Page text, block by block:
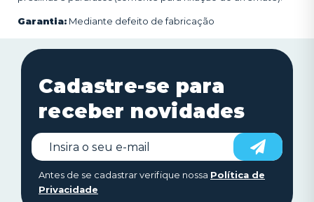
Garantia: Mediante defeito de fabricação
Cadastre-se para
receber novidades
Antes de se cadastrar verifique nossa Política de
Privacidade